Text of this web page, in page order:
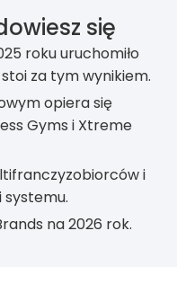
się
roku uruchomiło
za tym wynikiem.
opiera się
Gyms i Xtreme
i
systemu.
na 2026 rok.